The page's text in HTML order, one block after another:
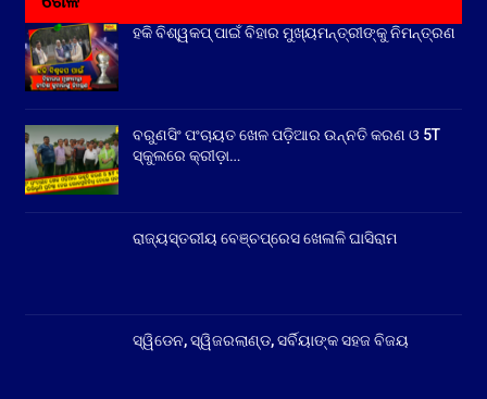
ହକି ବିଶ୍ୱକପ୍ ପାଇଁ ବିହାର ମୁଖ୍ୟମନ୍ତ୍ରୀଙ୍କୁ ନିମନ୍ତ୍ରଣ
ବରୁଣସିଂ ପଂଚାୟତ ଖେଳ ପଡ଼ିଆର ଉନ୍ନତି କରଣ ଓ 5T
ସ୍କୁଲରେ କ୍ରୀଡ଼ା…
ରାଜ୍ୟସ୍ତରୀୟ ବେଞ୍ଚପ୍ରେସ ଖେଳାଳି ଘାସିରାମ
ସ୍ୱିଡେନ, ସ୍ୱିଜରଲାଣ୍ଡ, ସର୍ବିୟାଙ୍କ ସହଜ ବିଜୟ